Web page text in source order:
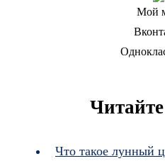
Мой
Что такое лунный